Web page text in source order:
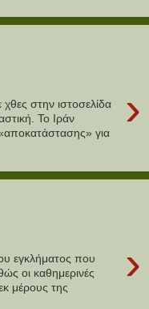
›
στην ιστοσελίδα
Το Ιράν
«αποκατάστασης» για
›
εγκλήματος που
οι καθημερινές
μέρους της